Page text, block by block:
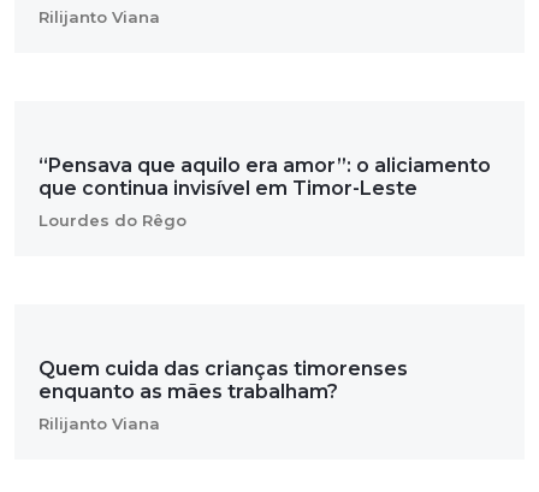
Rilijanto Viana
“Pensava que aquilo era amor”: o aliciamento
que continua invisível em Timor-Leste
Lourdes do Rêgo
Quem cuida das crianças timorenses
enquanto as mães trabalham?
Rilijanto Viana